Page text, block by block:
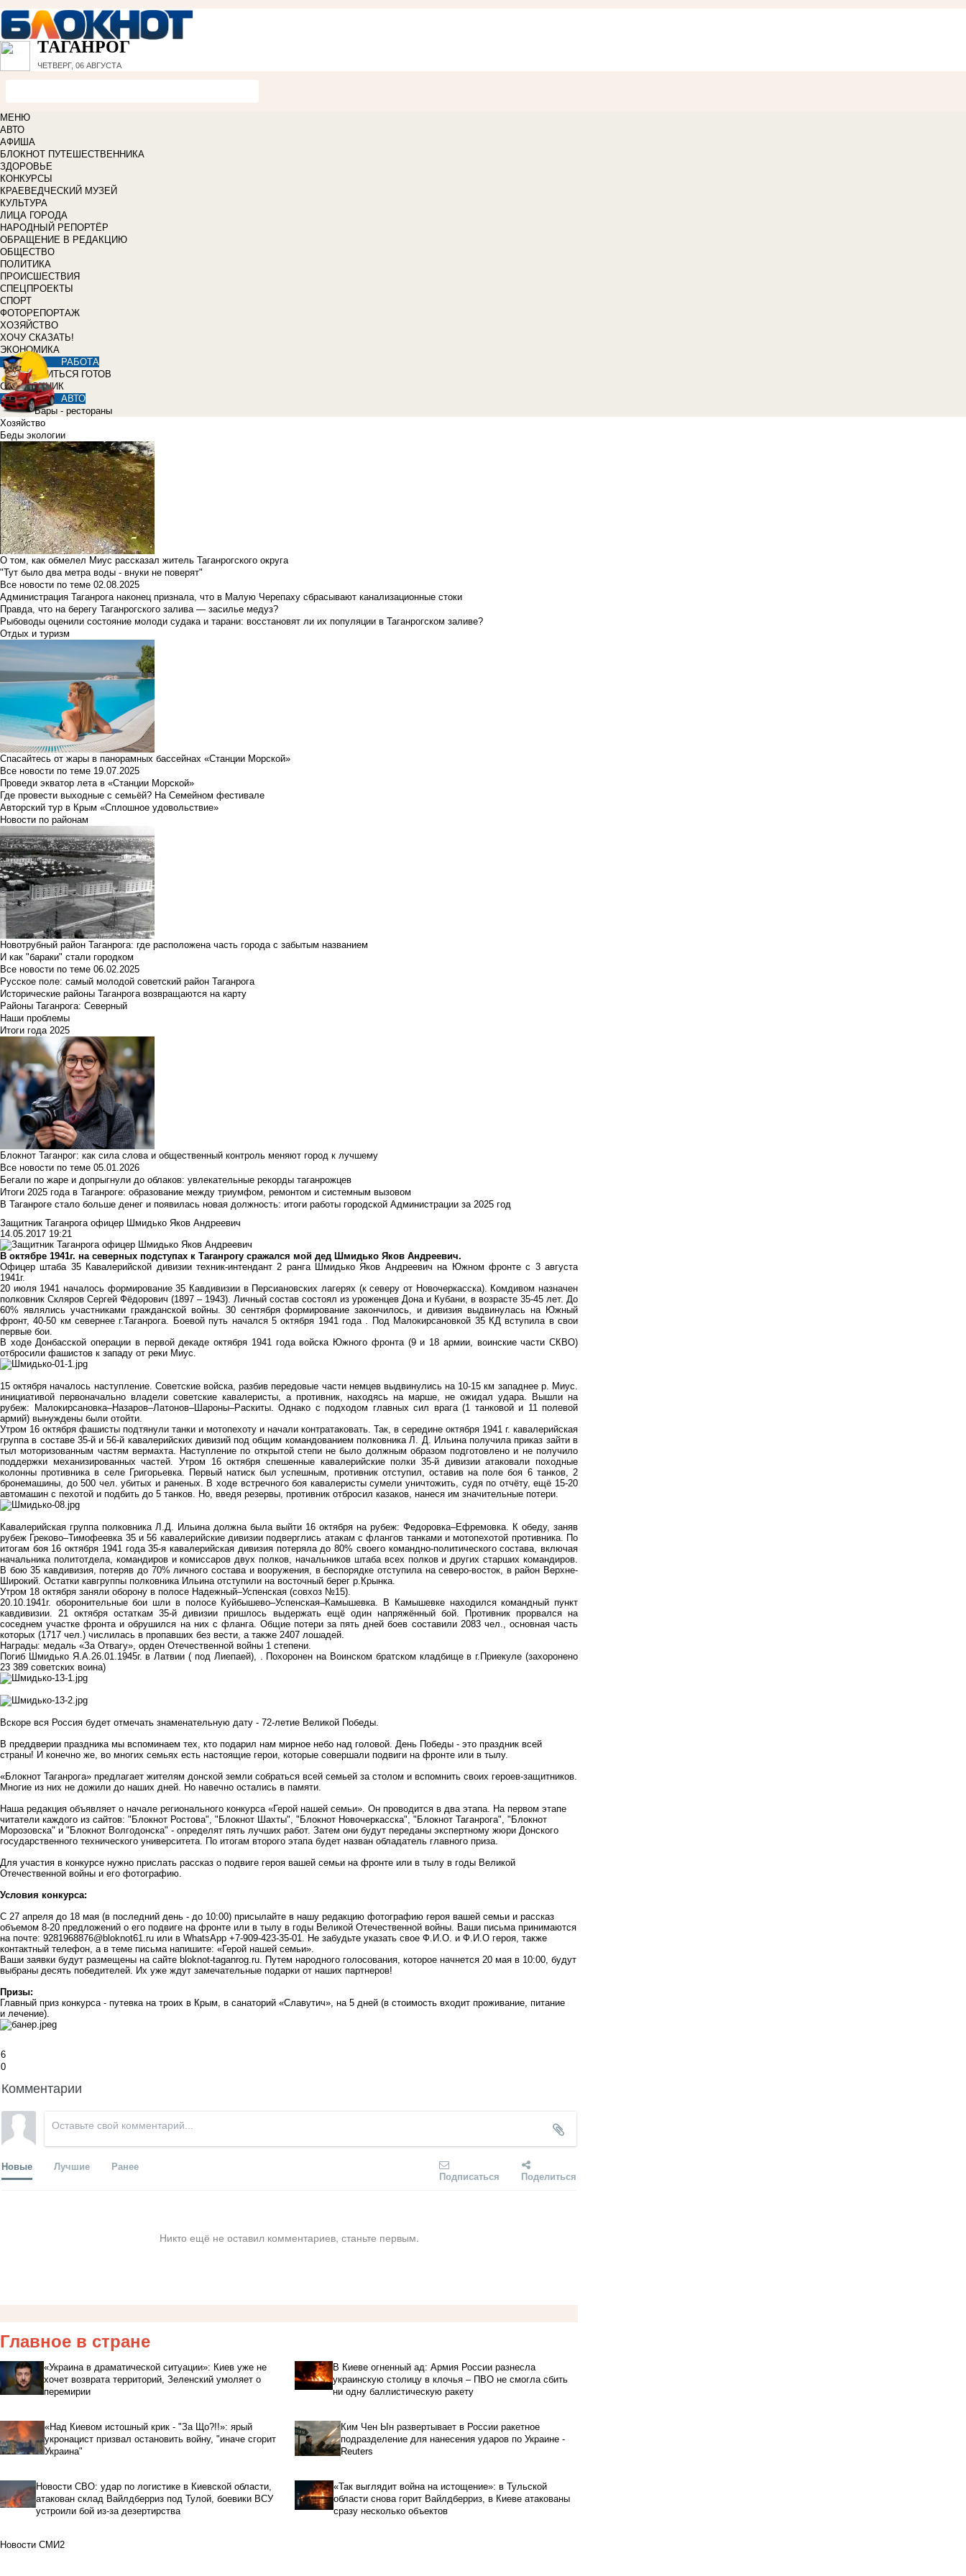
ТАГАНРОГ
ЧЕТВЕРГ, 06 АВГУСТА
МЕНЮ
АВТО
АФИША
БЛОКНОТ ПУТЕШЕСТВЕННИКА
ЗДОРОВЬЕ
КОНКУРСЫ
КРАЕВЕДЧЕСКИЙ МУЗЕЙ
КУЛЬТУРА
ЛИЦА ГОРОДА
НАРОДНЫЙ РЕПОРТЁР
ОБРАЩЕНИЕ В РЕДАКЦИЮ
ОБЩЕСТВО
ПОЛИТИКА
ПРОИСШЕСТВИЯ
СПЕЦПРОЕКТЫ
СПОРТ
ФОТОРЕПОРТАЖ
ХОЗЯЙСТВО
ХОЧУ СКАЗАТЬ!
ЭКОНОМИКА
РАБОТА
УЧИТЬСЯ ГОТОВ
СПРАВОЧНИК
АВТО
Бары - рестораны
Хозяйство
Беды экологии
О том, как обмелел Миус рассказал житель Таганрогского округа
"Тут было два метра воды - внуки не поверят"
Все новости по теме 02.08.2025
Администрация Таганрога наконец признала, что в Малую Черепаху сбрасывают канализационные стоки
Правда, что на берегу Таганрогского залива — засилье медуз?
Рыбоводы оценили состояние молоди судака и тарани: восстановят ли их популяции в Таганрогском заливе?
Отдых и туризм
Спасайтесь от жары в панорамных бассейнах «Станции Морской»
Все новости по теме 19.07.2025
Проведи экватор лета в «Станции Морской»
Где провести выходные с семьёй? На Семейном фестивале
Авторский тур в Крым «Сплошное удовольствие»
Новости по районам
Новотрубный район Таганрога: где расположена часть города с забытым названием
И как "бараки" стали городком
Все новости по теме 06.02.2025
Русское поле: самый молодой советский район Таганрога
Исторические районы Таганрога возвращаются на карту
Районы Таганрога: Северный
Наши проблемы
Итоги года 2025
Блокнот Таганрог: как сила слова и общественный контроль меняют город к лучшему
Все новости по теме 05.01.2026
Бегали по жаре и допрыгнули до облаков: увлекательные рекорды таганрожцев
Итоги 2025 года в Таганроге: образование между триумфом, ремонтом и системным вызовом
В Таганроге стало больше денег и появилась новая должность: итоги работы городской Администрации за 2025 год
Защитник Таганрога офицер Шмидько Яков Андреевич
14.05.2017 19:21
В октябре 1941г. на северных подступах к Таганрогу сражался мой дед Шмидько Яков Андреевич.
Офицер штаба 35 Кавалерийской дивизии техник-интендант 2 ранга Шмидько Яков Андреевич на Южном фронте с 3 августа
1941г.
20 июля 1941 началось формирование 35 Кавдивизии в Персиановских лагерях (к северу от Новочеркасска). Комдивом назначен
полковник Скляров Сергей Фёдорович (1897 – 1943). Личный состав состоял из уроженцев Дона и Кубани, в возрасте 35-45 лет. До
60% являлись участниками гражданской войны. 30 сентября формирование закончилось, и дивизия выдвинулась на Южный
фронт, 40-50 км севернее г.Таганрога. Боевой путь начался 5 октября 1941 года . Под Малокирсановкой 35 КД вступила в свои
первые бои.
В ходе Донбасской операции в первой декаде октября 1941 года войска Южного фронта (9 и 18 армии, воинские части СКВО)
отбросили фашистов к западу от реки Миус.
15 октября началось наступление. Советские войска, разбив передовые части немцев выдвинулись на 10-15 км западнее р. Миус.
инициативой первоначально владели советские кавалеристы, а противник, находясь на марше, не ожидал удара. Вышли на
рубеж: Малокирсановка–Назаров–Латонов–Шароны–Раскиты. Однако с подходом главных сил врага (1 танковой и 11 полевой
армий) вынуждены были отойти.
Утром 16 октября фашисты подтянули танки и мотопехоту и начали контратаковать. Так, в середине октября 1941 г. кавалерийская
группа в составе 35-й и 56-й кавалерийских дивизий под общим командованием полковника Л. Д. Ильина получила приказ зайти в
тыл моторизованным частям вермахта. Наступление по открытой степи не было должным образом подготовлено и не получило
поддержки механизированных частей. Утром 16 октября спешенные кавалерийские полки 35-й дивизии атаковали походные
колонны противника в селе Григорьевка. Первый натиск был успешным, противник отступил, оставив на поле боя 6 танков, 2
бронемашины, до 500 чел. убитых и раненых. В ходе встречного боя кавалеристы сумели уничтожить, судя по отчёту, ещё 15-20
автомашин с пехотой и подбить до 5 танков. Но, введя резервы, противник отбросил казаков, нанеся им значительные потери.
Кавалерийская группа полковника Л.Д. Ильина должна была выйти 16 октября на рубеж: Федоровка–Ефремовка. К обеду, заняв
рубеж Греково–Тимофеевка 35 и 56 кавалерийские дивизии подверглись атакам с флангов танками и мотопехотой противника. По
итогам боя 16 октября 1941 года 35-я кавалерийская дивизия потеряла до 80% своего командно-политического состава, включая
начальника политотдела, командиров и комиссаров двух полков, начальников штаба всех полков и других старших командиров.
В бою 35 кавдивизия, потеряв до 70% личного состава и вооружения, в беспорядке отступила на северо-восток, в район Верхне-
Широкий. Остатки кавгруппы полковника Ильина отступили на восточный берег р.Крынка.
Утром 18 октября заняли оборону в полосе Надежный–Успенская (совхоз №15).
20.10.1941г. оборонительные бои шли в полосе Куйбышево–Успенская–Камышевка. В Камышевке находился командный пункт
кавдивизии. 21 октября остаткам 35-й дивизии пришлось выдержать ещё один напряжённый бой. Противник прорвался на
соседнем участке фронта и обрушился на них с фланга. Общие потери за пять дней боев составили 2083 чел., основная часть
которых (1717 чел.) числилась в пропавших без вести, а также 2407 лошадей.
Награды: медаль «За Отвагу», орден Отечественной войны 1 степени.
Погиб Шмидько Я.А.26.01.1945г. в Латвии ( под Лиепаей), . Похоронен на Воинском братском кладбище в г.Приекуле (захоронено
23 389 советских воина)
Вскоре вся Россия будет отмечать знаменательную дату - 72-летие Великой Победы.
В преддверии праздника мы вспоминаем тех, кто подарил нам мирное небо над головой. День Победы - это праздник всей
страны! И конечно же, во многих семьях есть настоящие герои, которые совершали подвиги на фронте или в тылу.
«Блокнот Таганрога» предлагает жителям донской земли собраться всей семьей за столом и вспомнить своих героев-защитников.
Многие из них не дожили до наших дней. Но навечно остались в памяти.
Наша редакция объявляет о начале регионального конкурса «Герой нашей семьи». Он проводится в два этапа. На первом этапе
читатели каждого из сайтов: "Блокнот Ростова", "Блокнот Шахты", "Блокнот Новочеркасска", "Блокнот Таганрога", "Блокнот
Морозовска" и "Блокнот Волгодонска" - определят пять лучших работ. Затем они будут переданы экспертному жюри Донского
государственного технического университета. По итогам второго этапа будет назван обладатель главного приза.
Для участия в конкурсе нужно прислать рассказ о подвиге героя вашей семьи на фронте или в тылу в годы Великой
Отечественной войны и его фотографию.
Условия конкурса:
С 27 апреля до 18 мая (в последний день - до 10:00) присылайте в нашу редакцию фотографию героя вашей семьи и рассказ
объемом 8-20 предложений о его подвиге на фронте или в тылу в годы Великой Отечественной войны. Ваши письма принимаются
на почте: 9281968876@bloknot61.ru или в WhatsApp +7-909-423-35-01. Не забудьте указать свое Ф.И.О. и Ф.И.О героя, также
контактный телефон, а в теме письма напишите: «Герой нашей семьи».
Ваши заявки будут размещены на сайте bloknot-taganrog.ru. Путем народного голосования, которое начнется 20 мая в 10:00, будут
выбраны десять победителей. Их уже ждут замечательные подарки от наших партнеров!
Призы:
Главный приз конкурса - путевка на троих в Крым, в санаторий «Славутич», на 5 дней (в стоимость входит проживание, питание
и лечение).
6
0
Комментарии
Новые Лучшие Ранее
Подписаться Поделиться
Никто ещё не оставил комментариев, станьте первым.
Главное в стране
«Украина в драматической ситуации»: Киев уже не
хочет возврата территорий, Зеленский умоляет о
перемирии
В Киеве огненный ад: Армия России разнесла
украинскую столицу в клочья – ПВО не смогла сбить
ни одну баллистическую ракету
«Над Киевом истошный крик - "За Що?!!»: ярый
укронацист призвал остановить войну, "иначе сгорит
Украина"
Ким Чен Ын развертывает в России ракетное
подразделение для нанесения ударов по Украине -
Reuters
Новости СВО: удар по логистике в Киевской области,
атакован склад Вайлдберриз под Тулой, боевики ВСУ
устроили бой из-за дезертирства
«Так выглядит война на истощение»: в Тульской
области снова горит Вайлдберриз, в Киеве атакованы
сразу несколько объектов
Новости СМИ2